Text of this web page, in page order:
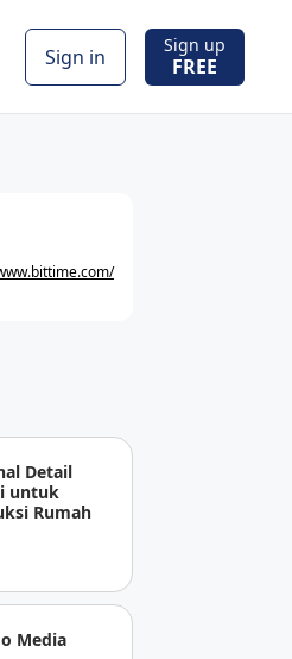
Sign in Sign up
FREE
Detail
untuk
Rumah
Media